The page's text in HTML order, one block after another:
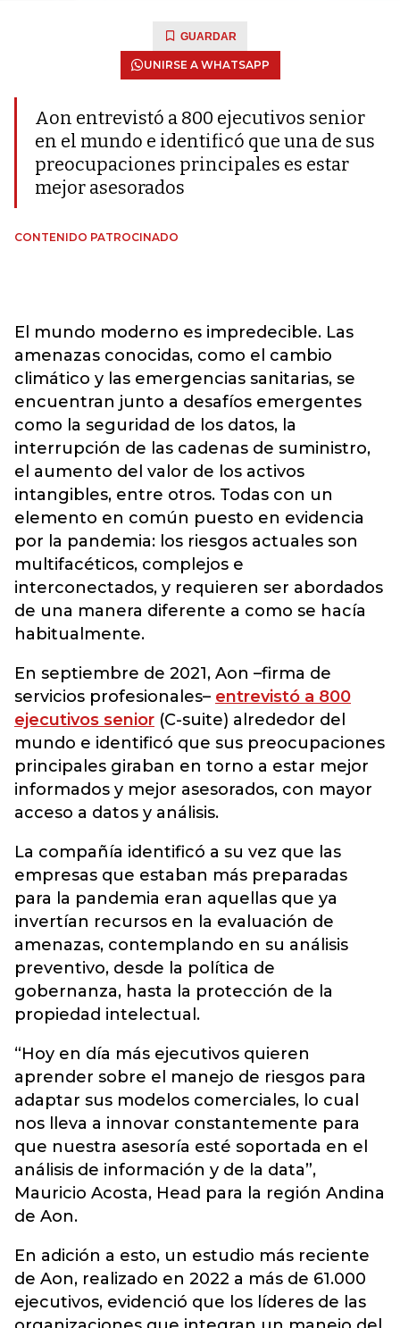
GUARDAR
UNIRSE A WHATSAPP
Aon entrevistó a 800 ejecutivos senior
en el mundo e identificó que una de sus
preocupaciones principales es estar
mejor asesorados
CONTENIDO PATROCINADO
El mundo moderno es impredecible. Las
amenazas conocidas, como el cambio
climático y las emergencias sanitarias, se
encuentran junto a desafíos emergentes
como la seguridad de los datos, la
interrupción de las cadenas de suministro,
el aumento del valor de los activos
intangibles, entre otros. Todas con un
elemento en común puesto en evidencia
por la pandemia: los riesgos actuales son
multifacéticos, complejos e
interconectados, y requieren ser abordados
de una manera diferente a como se hacía
habitualmente.
En septiembre de 2021, Aon –firma de
servicios profesionales– entrevistó a 800
ejecutivos senior (C-suite) alrededor del
mundo e identificó que sus preocupaciones
principales giraban en torno a estar mejor
informados y mejor asesorados, con mayor
acceso a datos y análisis.
La compañía identificó a su vez que las
empresas que estaban más preparadas
para la pandemia eran aquellas que ya
invertían recursos en la evaluación de
amenazas, contemplando en su análisis
preventivo, desde la política de
gobernanza, hasta la protección de la
propiedad intelectual.
“Hoy en día más ejecutivos quieren
aprender sobre el manejo de riesgos para
adaptar sus modelos comerciales, lo cual
nos lleva a innovar constantemente para
que nuestra asesoría esté soportada en el
análisis de información y de la data”,
Mauricio Acosta, Head para la región Andina
de Aon.
En adición a esto, un estudio más reciente
de Aon, realizado en 2022 a más de 61.000
ejecutivos, evidenció que los líderes de las